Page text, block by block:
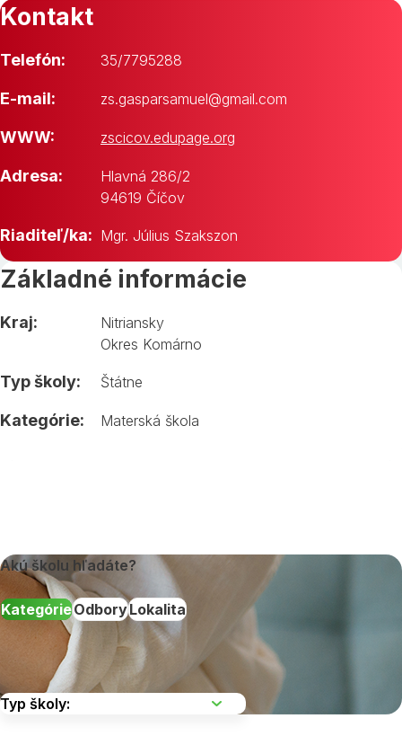
Kontakt
Telefón: 35/7795288
E-mail: zs.gasparsamuel@gmail.com
WWW: zscicov.edupage.org
Adresa:
Hlavná 286/2
94619 Číčov
Riaditeľ/ka: Mgr. Július Szakszon
Základné informácie
Kraj:
Nitriansky
Okres Komárno
Typ školy: Štátne
Kategórie: Materská škola
Akú školu hľadáte?
KategórieOdboryLokalita